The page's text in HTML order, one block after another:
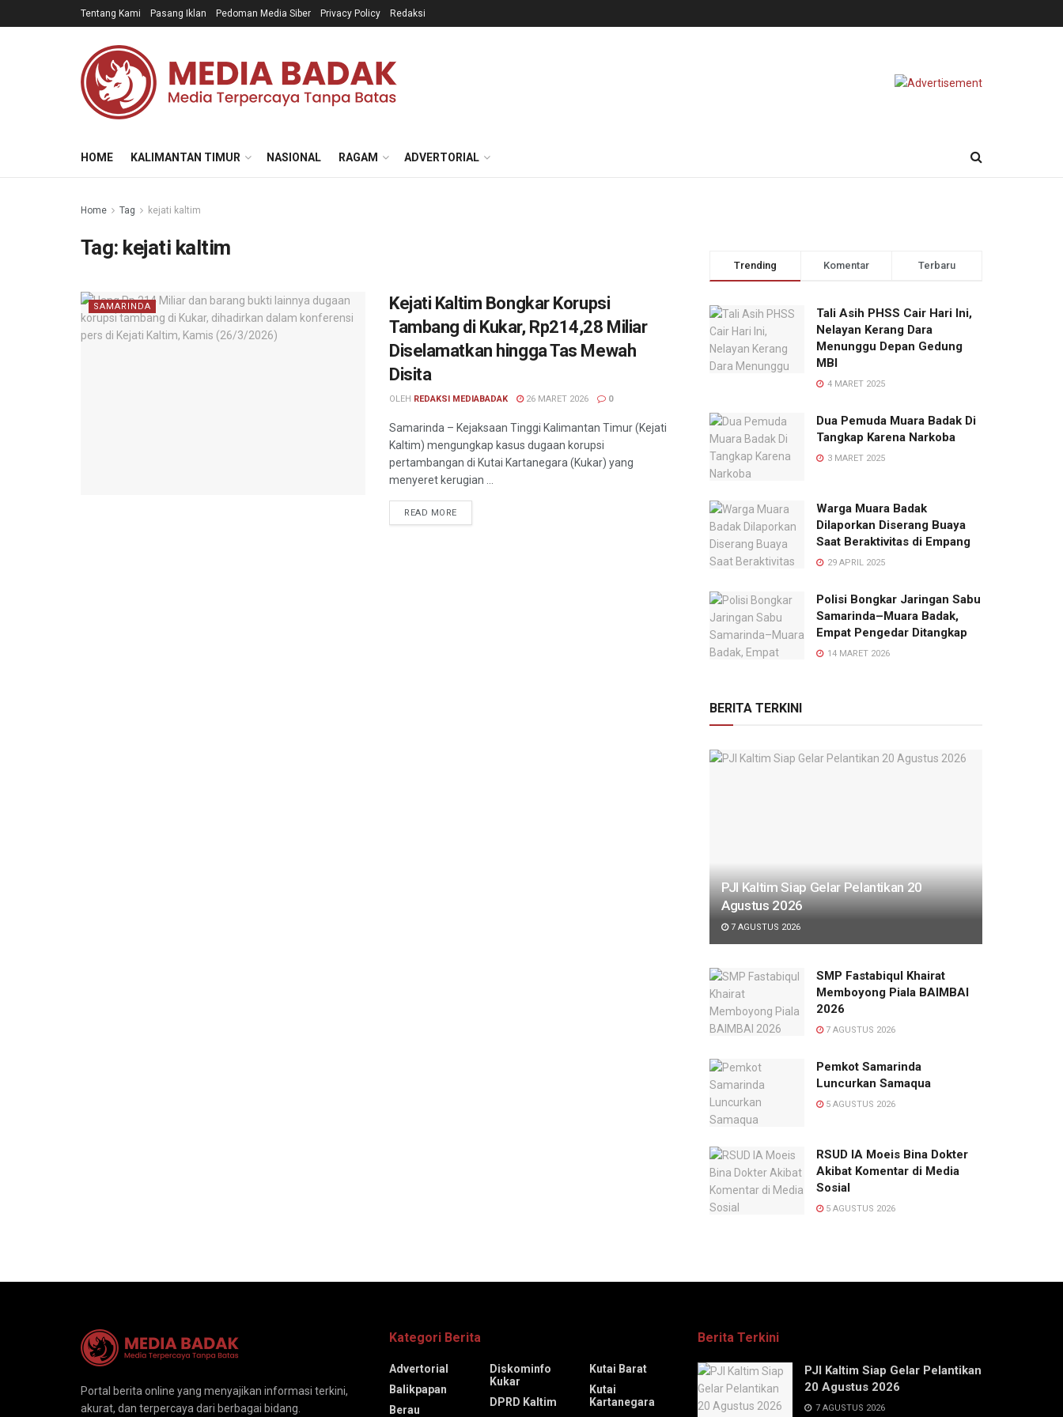
Tentang Kami Pasang Iklan Pedoman Media Siber Privacy Policy Redaksi
HOME KALIMANTAN TIMUR NASIONAL RAGAM ADVERTORIAL
Home Tag kejati kaltim
Tag: kejati kaltim
SAMARINDA
Kejati Kaltim Bongkar Korupsi
Tambang di Kukar, Rp214,28 Miliar
Diselamatkan hingga Tas Mewah
Disita
OLEH REDAKSI MEDIABADAK 26 MARET 2026 0
Samarinda – Kejaksaan Tinggi Kalimantan Timur (Kejati
Kaltim) mengungkap kasus dugaan korupsi
pertambangan di Kutai Kartanegara (Kukar) yang
menyeret kerugian ...
READ MORE
Trending Komentar Terbaru
Tali Asih PHSS Cair Hari Ini,
Nelayan Kerang Dara
Menunggu Depan Gedung
MBI
4 MARET 2025
Dua Pemuda Muara Badak Di
Tangkap Karena Narkoba
3 MARET 2025
Warga Muara Badak
Dilaporkan Diserang Buaya
Saat Beraktivitas di Empang
29 APRIL 2025
Polisi Bongkar Jaringan Sabu
Samarinda–Muara Badak,
Empat Pengedar Ditangkap
14 MARET 2026
BERITA TERKINI
PJI Kaltim Siap Gelar Pelantikan 20
Agustus 2026
7 AGUSTUS 2026
SMP Fastabiqul Khairat
Memboyong Piala BAIMBAI
2026
7 AGUSTUS 2026
Pemkot Samarinda
Luncurkan Samaqua
5 AGUSTUS 2026
RSUD IA Moeis Bina Dokter
Akibat Komentar di Media
Sosial
5 AGUSTUS 2026
Portal berita online yang menyajikan informasi terkini,
akurat, dan terpercaya dari berbagai bidang.
Kategori Berita
Advertorial
Balikpapan
Berau
Diskominfo
Kukar
DPRD Kaltim
Kutai Barat
Kutai
Kartanegara
Berita Terkini
PJI Kaltim Siap Gelar Pelantikan
20 Agustus 2026
7 AGUSTUS 2026